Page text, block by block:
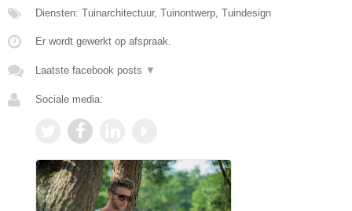
Diensten: Tuinarchitectuur, Tuinontwerp, Tuindesign
Er wordt gewerkt op afspraak.
Laatste facebook posts ▼
Sociale media: